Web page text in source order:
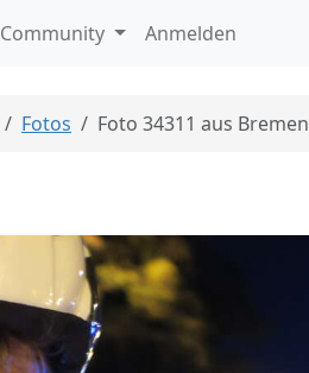
Community Anmelden
Fotos Foto 34311 aus Bremen